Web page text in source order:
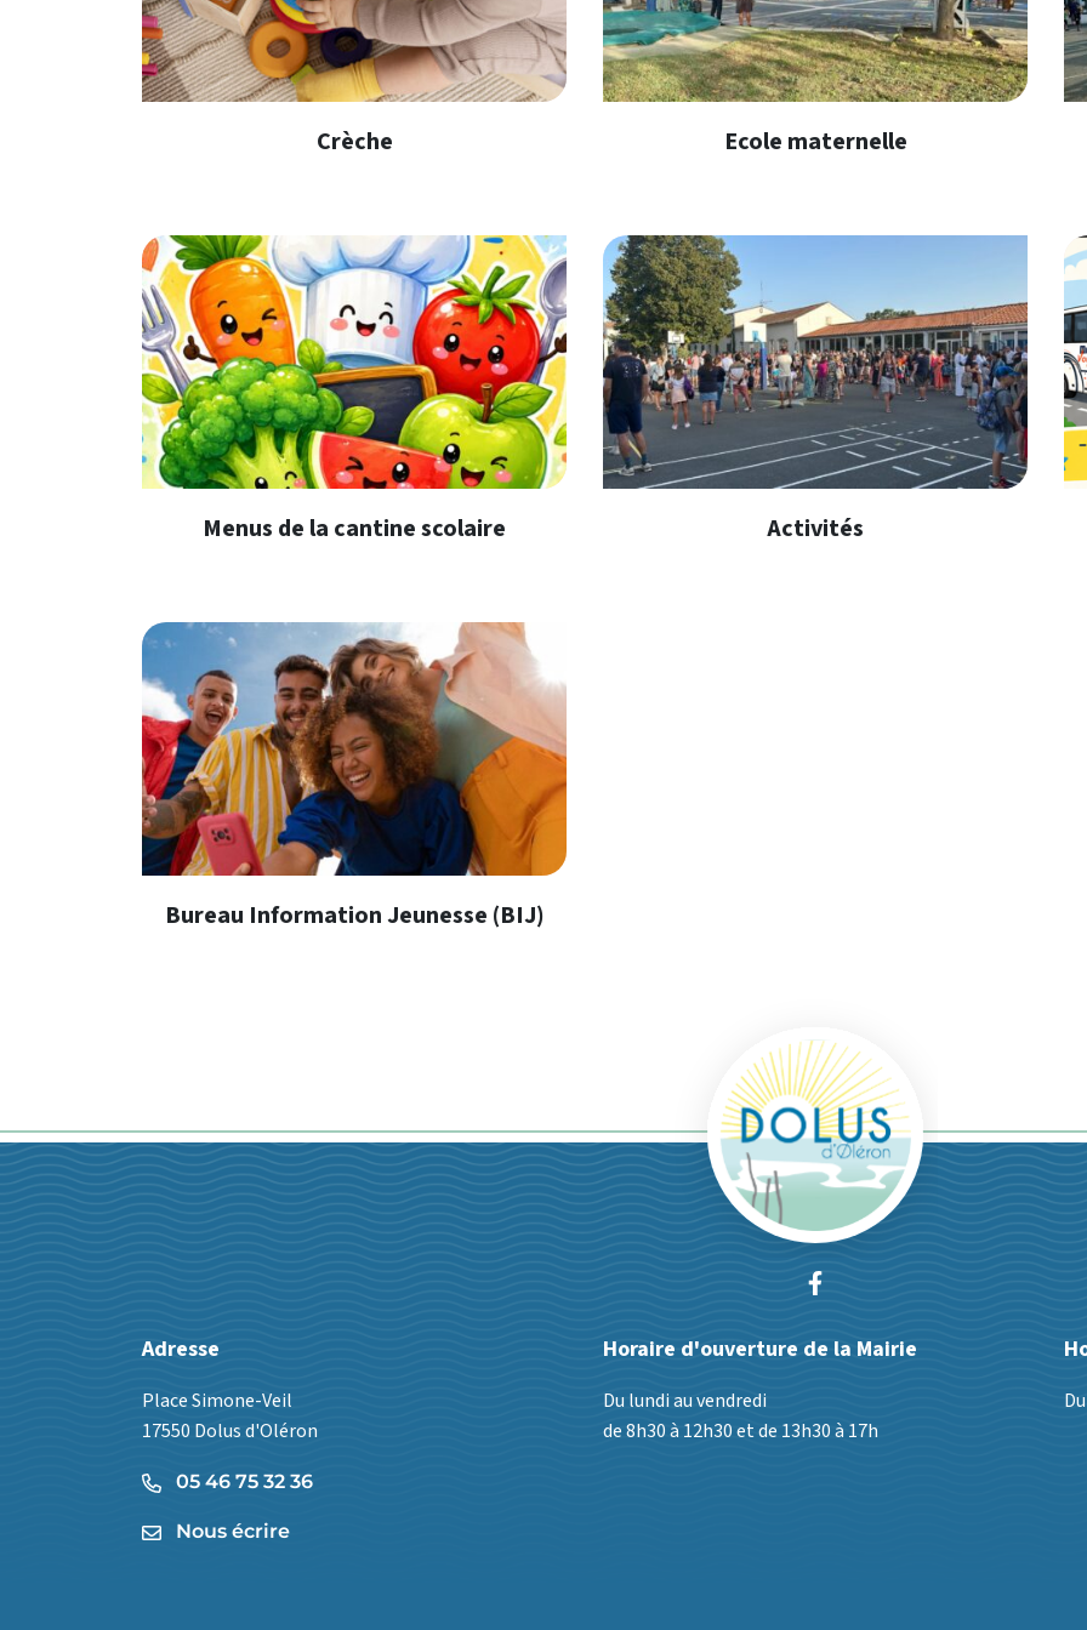
Crèche Ecole maternelle
Menus de la cantine scolaire Activités
Bureau Information Jeunesse (BIJ)
Lien vers le compte
Adresse
Place Simone-Veil
17550 Dolus d'Oléron
05 46 75 32 36
Nous écrire
Horaire d'ouverture de la Mairie
Du lundi au vendredi
de 8h30 à 12h30 et de 13h30 à 17h